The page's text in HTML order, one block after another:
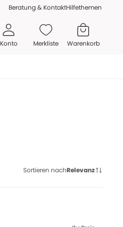
Beratung & KontaktHilfethemen
Konto Merkliste Warenkorb
Sortieren nachRelevanz